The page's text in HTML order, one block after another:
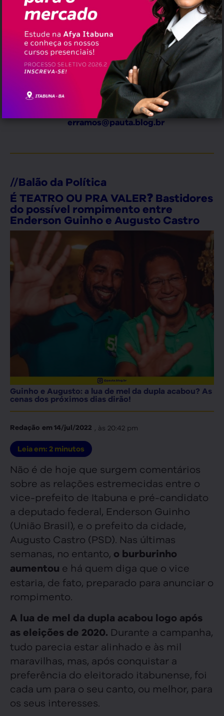
Tags:ACM Neto,Bahia Convenção Política
Erramos em quê?
erramos@pauta.blog.br
//Balão da Política
É TEATRO OU PRA VALER❓ Bastidores
do possível rompimento entre
Enderson Guinho e Augusto Castro
Guinho e Augusto: a lua de mel da dupla acabou? As
cenas dos próximos dias dirão!
Redação em14/jul/2022 , às 20:42 pm
Leia em: 2 minutos
Não é de hoje que surgem comentários
sobre as relações estremecidas entre o
vice-prefeito de Itabuna e pré-candidato
a deputado federal, Enderson Guinho
(União Brasil), e o prefeito da cidade,
Augusto Castro (PSD). Nas últimas
semanas, no entanto, o burburinho
aumentou e há quem diga que o vice
estaria, de fato, preparado para anunciar o
rompimento.
A lua de mel da dupla acabou logo após
as eleições de 2020. Durante a campanha,
tudo parecia estar alinhado e às mil
maravilhas, mas, após conquistar a
preferência do eleitorado itabunense, foi
cada um para o seu canto, ou melhor, para
os seus interesses.